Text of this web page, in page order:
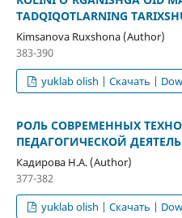
TADQIQOTLARNING
Kimsanova Ruxshona (Author)
383-390
yuklab olish | Скачать |
РОЛЬ СОВРЕМЕННЫХ
ПЕДАГОГИЧЕСКОЙ
Кадирова Н.А. (Author)
377-382
yuklab olish | Скачать |